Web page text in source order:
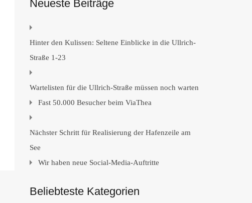
Neueste Beiträge
Hinter den Kulissen: Seltene Einblicke in die Ullrich-
Straße 1-23
Wartelisten für die Ullrich-Straße müssen noch warten
Fast 50.000 Besucher beim ViaThea
Nächster Schritt für Realisierung der Hafenzeile am
See
Wir haben neue Social-Media-Auftritte
Beliebteste Kategorien